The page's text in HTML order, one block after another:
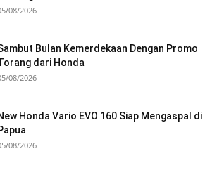
08/2026
Bulan Kemerdekaan Dengan Promo
dari Honda
08/2026
Honda Vario EVO 160 Siap Mengaspal di
08/2026